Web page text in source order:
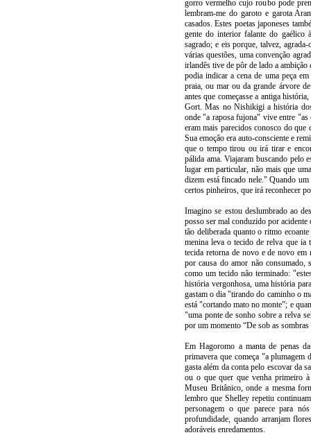
gorro vermelho cujo roubo pode
lembram-me do garoto e garota
casados. Estes poetas japoneses
gente do interior falante do gaélico
sagrado; e eis porque, talvez,
várias questões, uma convenção
irlandês tive de pôr de lado a ambição
podia indicar a cena de uma peça
praia, ou mar ou da grande árvore
antes que começasse a antiga
Gort. Mas no Nishikigi a história dos
onde "a raposa fujona" vive entre "as
eram mais parecidos conosco do que
Sua emoção era auto-consciente e
que o tempo tirou ou irá tirar e
pálida ama. Viajaram buscando pelo
lugar em particular, não mais que
dizem está fincado nele." Quando um
certos pinheiros, que irá reconhecer
Imagino se estou deslumbrado ao
posso ser mal conduzido por
tão deliberada quanto o ritmo
menina leva o tecido de relva que ia
tecida retorna de novo e de novo em
por causa do amor não consumado,
como um tecido não terminado:
história vergonhosa, uma história
gastam o dia "tirando do caminho o
está "cortando mato no monte”; e
"uma ponte de sonho sobre a relva
por um momento “De sob as sombras
Em Hagoromo a manta de penas
primavera que começa "a plumagem
gasta além da conta pelo escovar da
ou o que quer que venha primeiro
Museu Britânico, onde a mesma
lembro que Shelley repetiu
personagem o que parece para
profundidade, quando arranjam
adoráveis enredamentos.